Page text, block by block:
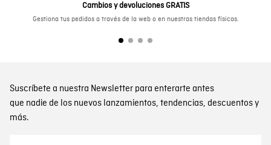
Cambios y devoluciones GRATIS
Gestiona tus pedidos a través de la web o en nuestras tiendas físicas.
Suscríbete a nuestra Newsletter para enterarte antes
que nadie de los nuevos lanzamientos, tendencias, descuentos y
más.